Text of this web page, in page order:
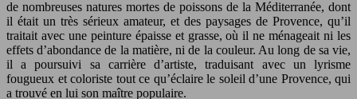
de nombreuses natures mortes de poissons de la Méditerranée, dont
il était un très sérieux amateur, et des paysages de Provence, qu’il
traitait avec une peinture épaisse et grasse, où il ne ménageait ni les
effets d’abondance de la matière, ni de la couleur. Au long de sa vie,
il a poursuivi sa carrière d’artiste, traduisant avec un lyrisme
fougueux et coloriste tout ce qu’éclaire le soleil d’une Provence, qui
a trouvé en lui son maître populaire.